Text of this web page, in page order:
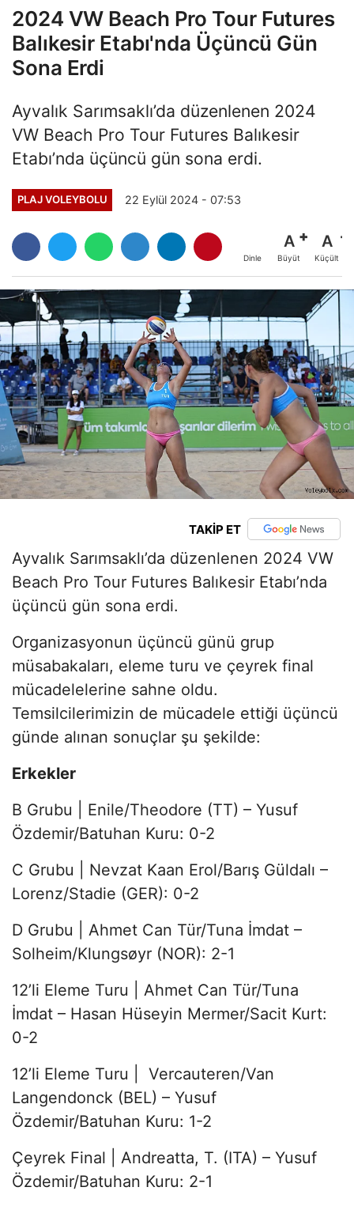
2024 VW Beach Pro Tour Futures
Balıkesir Etabı'nda Üçüncü Gün
Sona Erdi
Ayvalık Sarımsaklı’da düzenlenen 2024
VW Beach Pro Tour Futures Balıkesir
Etabı’nda üçüncü gün sona erdi.
PLAJ VOLEYBOLU 22 Eylül 2024 - 07:53
Dinle
A
Büyüt
A
Küçült
TAKİP ET
Ayvalık Sarımsaklı’da düzenlenen 2024 VW
Beach Pro Tour Futures Balıkesir Etabı’nda
üçüncü gün sona erdi.
Organizasyonun üçüncü günü grup
müsabakaları, eleme turu ve çeyrek final
mücadelelerine sahne oldu.
Temsilcilerimizin de mücadele ettiği üçüncü
günde alınan sonuçlar şu şekilde:
Erkekler
B Grubu | Enile/Theodore (TT) – Yusuf
Özdemir/Batuhan Kuru: 0-2
C Grubu | Nevzat Kaan Erol/Barış Güldalı –
Lorenz/Stadie (GER): 0-2
D Grubu | Ahmet Can Tür/Tuna İmdat –
Solheim/Klungsøyr (NOR): 2-1
12’li Eleme Turu | Ahmet Can Tür/Tuna
İmdat – Hasan Hüseyin Mermer/Sacit Kurt:
0-2
12’li Eleme Turu | Vercauteren/Van
Langendonck (BEL) – Yusuf
Özdemir/Batuhan Kuru: 1-2
Çeyrek Final | Andreatta, T. (ITA) – Yusuf
Özdemir/Batuhan Kuru: 2-1